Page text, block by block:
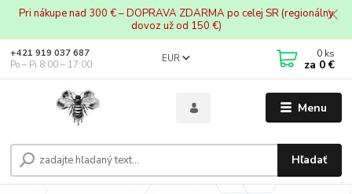
Pri nákupe nad 300 € – DOPRAVA ZDARMA po celej SR (regionálny
dovoz už od 150 €)
Menu
EUR
Hľadať
+421 919 037 687
Po – Pi 8:00 – 17:00
0 ks
za 0 €